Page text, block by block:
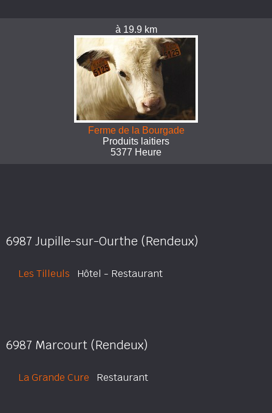
à 19.9 km
Ferme de la Bourgade
Produits laitiers
5377 Heure
6987 Jupille-sur-Ourthe (Rendeux)
Les Tilleuls Hôtel - Restaurant
6987 Marcourt (Rendeux)
La Grande Cure Restaurant